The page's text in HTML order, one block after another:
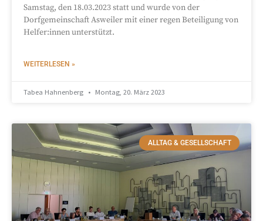
Samstag, den 18.03.2023 statt und wurde von der
Dorfgemeinschaft Asweiler mit einer regen Beteiligung von
Helfer:innen unterstützt.
WEITERLESEN »
Tabea Hahnenberg Montag, 20. März 2023
ALLTAG & GESELLSCHAFT